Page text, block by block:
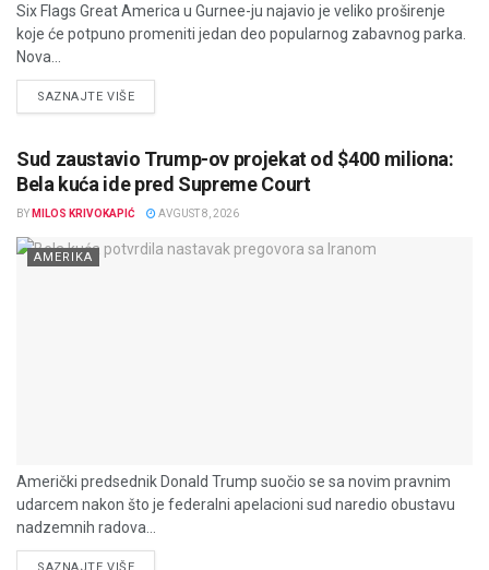
Six Flags Great America u Gurnee-ju najavio je veliko proširenje
koje će potpuno promeniti jedan deo popularnog zabavnog parka.
Nova...
SAZNAJTE VIŠEDETAILS
Sud zaustavio Trump-ov projekat od $400 miliona:
Bela kuća ide pred Supreme Court
BY MILOS KRIVOKAPIĆ AVGUST 8, 2026
AMERIKA
Američki predsednik Donald Trump suočio se sa novim pravnim
udarcem nakon što je federalni apelacioni sud naredio obustavu
nadzemnih radova...
DETAILS